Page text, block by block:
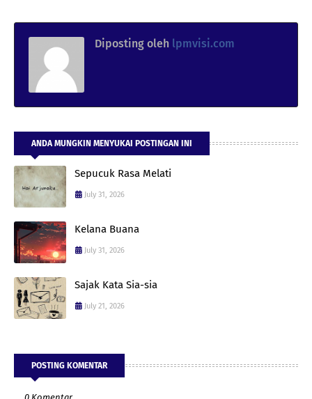
Diposting oleh lpmvisi.com
ANDA MUNGKIN MENYUKAI POSTINGAN INI
Sepucuk Rasa Melati
July 31, 2026
Kelana Buana
July 31, 2026
Sajak Kata Sia-sia
July 21, 2026
POSTING KOMENTAR